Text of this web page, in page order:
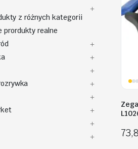
z różnych kategorii
prordukty realne